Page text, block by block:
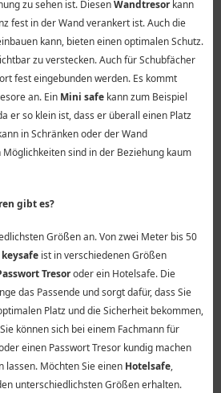
zu sehen ist. DiesenWandtresorkann
fest in der Wand verankert ist. Auch die
kann, bieten einen optimalen Schutz.
zu verstecken. Auch für Schubfächer
fest eingebunden werden. Es kommt
an. Ein Mini safekann zum Beispiel
er so klein ist, dass er überall einen Platz
in Schränken oder der Wand
sind in der Beziehung kaum
gibt es?
Größen an. Von zwei Meter bis 50
keysafeist in verschiedenen Größen
Tresoroder ein Hotelsafe. Die
das Passende und sorgt dafür, dass Sie
Platz und die Sicherheit bekommen,
können sich bei einem Fachmann für
einen Passwort Tresor kundig machen
lassen. Möchten Sie einen Hotelsafe,
unterschiedlichsten Größen erhalten.